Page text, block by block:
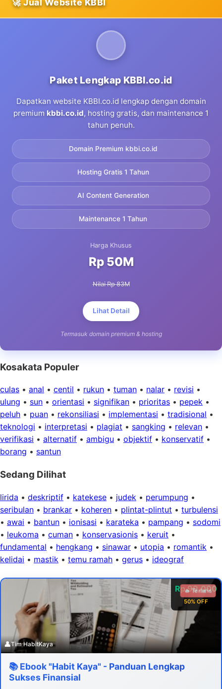
🚀 Jual Website KBBI
Paket Lengkap KBBI.co.id
Dapatkan website KBBI.co.id lengkap dengan domain
premium kbbi.co.id, hosting gratis, dan maintenance 1
tahun penuh.
Domain Premium kbbi.co.id
Hosting Gratis 1 Tahun
AI Content Generation
Maintenance 1 Tahun
Harga Khusus
Rp 50M
Nilai Rp 83M
Lihat Detail
Termasuk domain premium & hosting
Kosakata Populer
culas • anal • centil • rukun • tuman • nalar • revisi •
ulung • sun • orientasi • signifikan • prioritas • pepek •
peluh • puan • rekonsiliasi • implementasi • tradisional •
teknologi • interpretasi • plagiat • sangking • relevan •
verifikasi • alternatif • ambigu • objektif • konservatif •
borang • santun
Sedang Dilihat
lirida • deskriptif • katekese • judek • perumpung •
seribulan • brankar • koheren • plintat-plintut • turbulensi
• awai • bantun • ionisasi • karateka • pampang • sodomi
• leukoma • cuman • konservasionis • keruit •
fundamental • hengkang • sinawar • utopia • romantik •
kelidai • mastik • temu ramah • gerus • ideograf
Rp 99.000
50% OFF
🔥 Terlaris
👤Tim HabitKaya
📚 Ebook "Habit Kaya" - Panduan Lengkap
Sukses Finansial